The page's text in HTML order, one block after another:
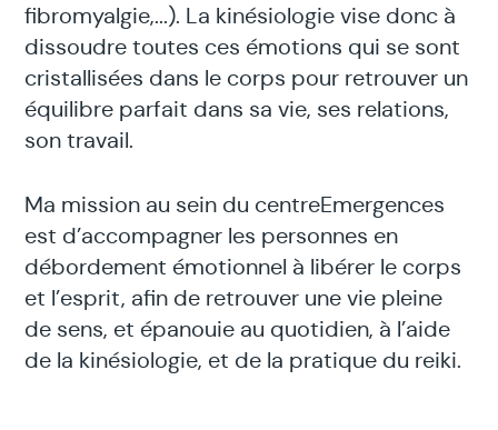
fibromyalgie,...). La kinésiologie vise donc à
dissoudre toutes ces émotions qui se sont
cristallisées dans le corps pour retrouver un
équilibre parfait dans sa vie, ses relations,
son travail.
Ma mission au sein du centreEmergences
est d’accompagner les personnes en
débordement émotionnel à libérer le corps
et l’esprit, afin de retrouver une vie pleine
de sens, et épanouie au quotidien, à l’aide
de la kinésiologie, et de la pratique du reiki.